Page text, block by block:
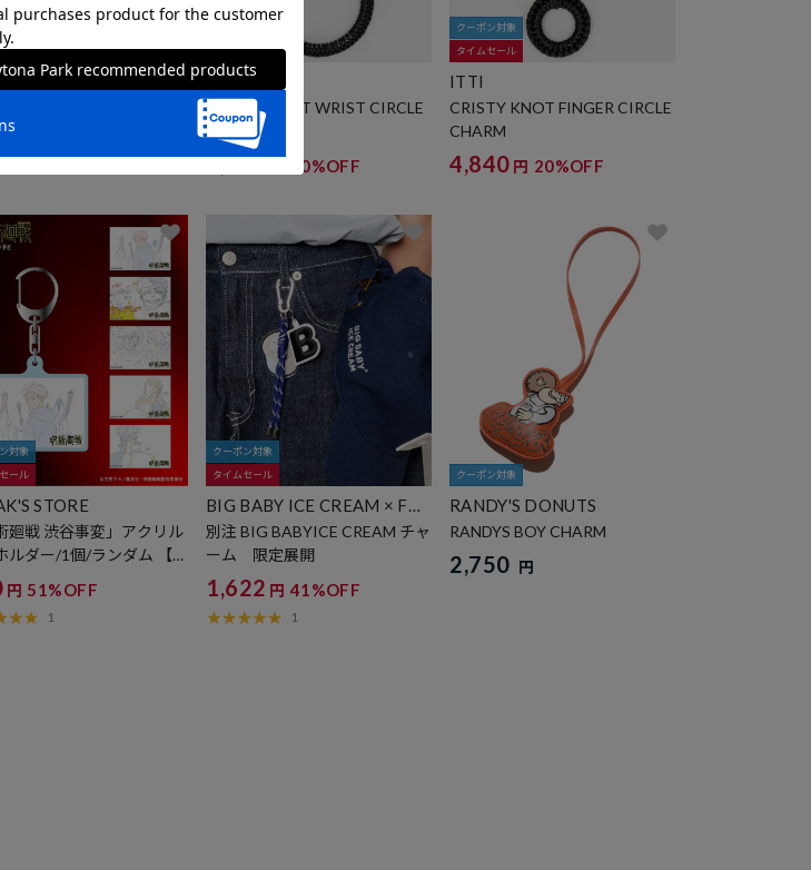
対象
ール
タイムセール
ITTI
CRISTY KNOT WRIST CIRCLE
CHARM
6,600 20%OFF
クーポン対象
タイムセール
ITTI
CRISTY KNOT FINGER CIRCLE
CHARM
4,840 円 20%OFF
対象
ール
STORE
廻戦 渋谷事変」アクリル
ルダー/1個/ランダム 【限
】
円 51%OFF
1
クーポン対象
タイムセール
BIG BABY ICE CREAM × FRE
AK'S STORE
別注 BIG BABYICE CREAM チャ
ーム 限定展開
1,622 円 41%OFF
1
クーポン対象
RANDY'S DONUTS
RANDYS BOY CHARM
2,750 円